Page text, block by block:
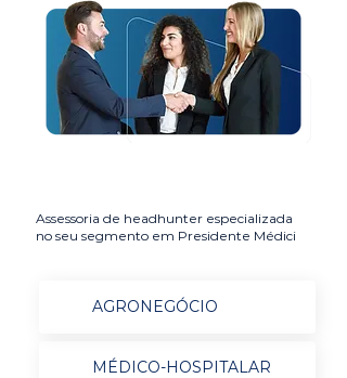
Assessoria de headhunter especializada
no seu segmento em Presidente Médici
AGRONEGÓCIO
MÉDICO-HOSPITALAR